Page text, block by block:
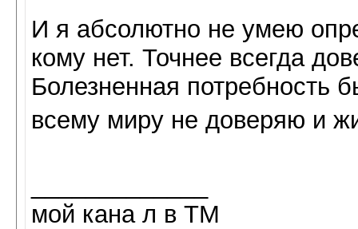
И я абсолютно не умею
кому нет. Точнее всегда
Болезненная потребность
всему миру не доверяю и
мой кана л в ТМ